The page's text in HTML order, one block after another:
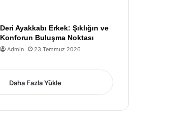
Deri Ayakkabı Erkek: Şıklığın ve
Konforun Buluşma Noktası
Admin 23 Temmuz 2026
Daha Fazla Yükle